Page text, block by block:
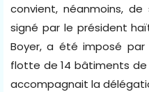
convient, néanmoins,
signé par le président
Boyer, a été imposé
flotte de 14 bâtiments de
accompagnait la